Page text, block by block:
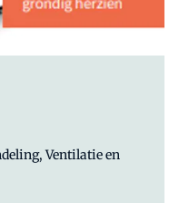
Ventilatie en